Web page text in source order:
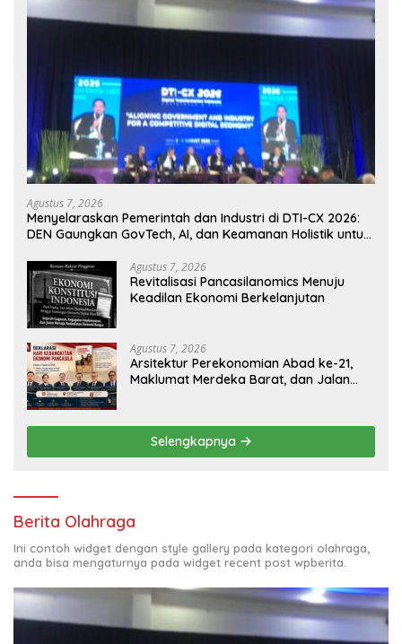
Agustus 7, 2026
Menyelaraskan Pemerintah dan Industri di DTI-CX 2026:
DEN Gaungkan GovTech, AI, dan Keamanan Holistik untuk
Agustus 7, 2026
Revitalisasi Pancasilanomics Menuju
Keadilan Ekonomi Berkelanjutan
Agustus 7, 2026
Arsitektur Perekonomian Abad ke-21,
Maklumat Merdeka Barat, dan Jalan
Selengkapnya
Berita Olahraga
Ini contoh widget dengan style gallery pada kategori olahraga,
anda bisa mengaturnya pada widget recent post wpberita.